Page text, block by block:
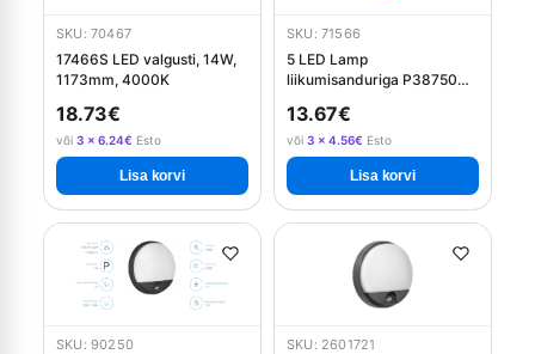
SKU: 70467
17466S LED valgusti, 14W,
1173mm, 4000K
18.73€
või 3 × 6.24€ Esto
Lisa korvi
SKU: 71566
5 LED Lamp
liikumisanduriga P38750
13.67€
või 3 × 4.56€ Esto
Lisa korvi
SKU: 90250 SKU: 2601721